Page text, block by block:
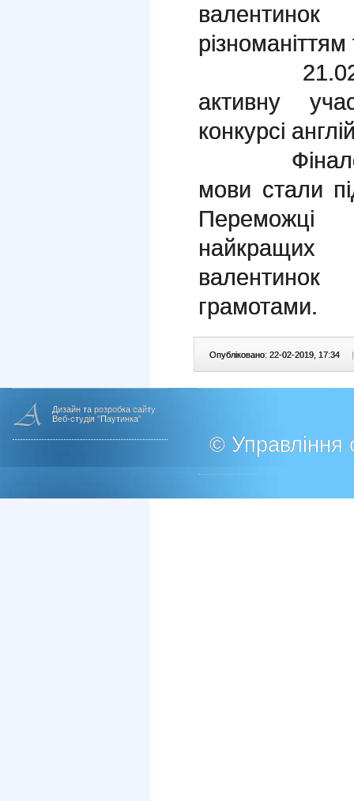
21.02.19
активну
конкурсі
Фіналом
мови стали
Переможці
найкращих
грамотами.
Опубліковано: 22-02-2019, 17:34 |
Дизайн та розробка сайту
Веб-студія "Паутинка"
© Управління